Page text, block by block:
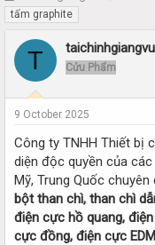
h
r
e
d
a
r
t
e
r
r
tấm graphite
T taichinhgiangvu
Cửu Phẩm
9 October 2025
Công ty TNHH Thiết bị
diện độc quyền của các
Mỹ, Trung Quốc
bột than chì, than chì
điện cực hồ quang,
cực đồng, điện cực